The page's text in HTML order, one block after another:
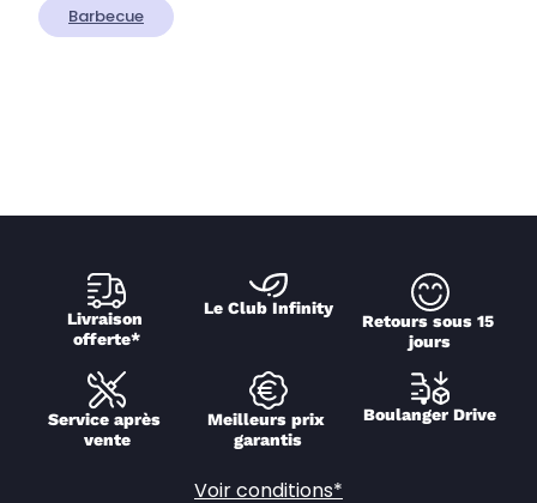
Barbecue
Livraison
offerte*
Le Club Infinity
Retours sous 15
jours
Service après
vente
Meilleurs prix
garantis
Boulanger Drive
Voir conditions*